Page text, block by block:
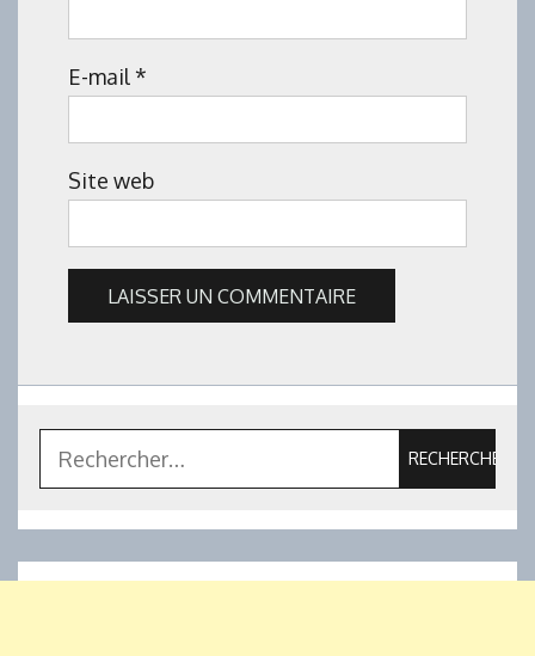
E-mail *
Site web